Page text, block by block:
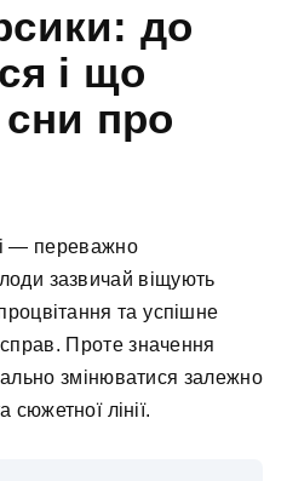
до
і що
про
— переважно
зазвичай віщують
та успішне
Проте значення
змінюватися залежно
сюжетної лінії.